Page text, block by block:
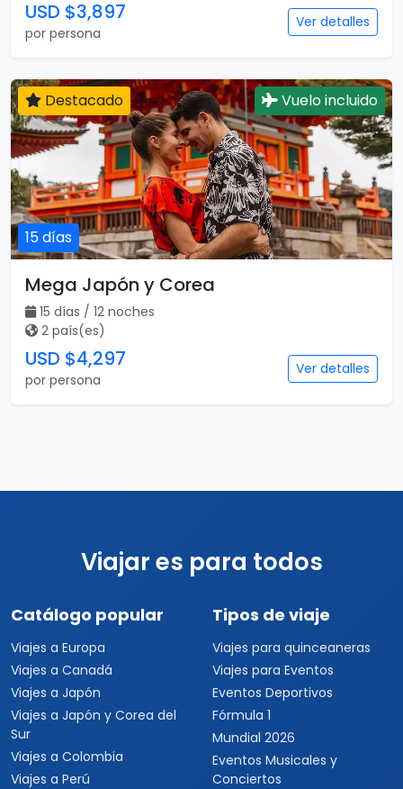
USD $3,897
por persona
Ver detalles
15 días
Destacado Vuelo incluido
Mega Japón y Corea
15 días / 12 noches
2 país(es)
USD $4,297
por persona
Ver detalles
Viajar es para todos
Catálogo popular
Viajes a Europa
Viajes a Canadá
Viajes a Japón
Viajes a Japón y Corea del
Sur
Viajes a Colombia
Viajes a Perú
Tipos de viaje
Viajes para quinceaneras
Viajes para Eventos
Eventos Deportivos
Fórmula 1
Mundial 2026
Eventos Musicales y
Conciertos